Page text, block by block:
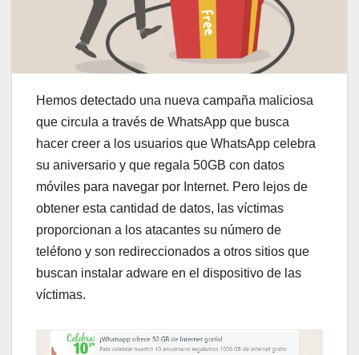
Hemos detectado una nueva campaña maliciosa
que circula a través de WhatsApp que busca
hacer creer a los usuarios que WhatsApp celebra
su aniversario y que regala 50GB con datos
móviles para navegar por Internet. Pero lejos de
obtener esta cantidad de datos, las víctimas
proporcionan a los atacantes su número de
teléfono y son redireccionados a otros sitios que
buscan instalar adware en el dispositivo de las
víctimas.